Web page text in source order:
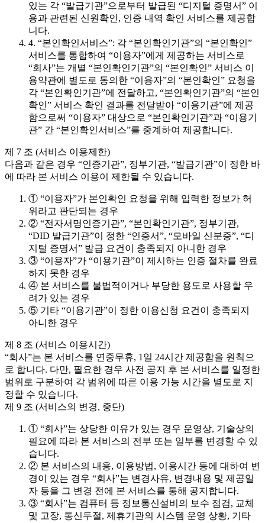
있는 각 “발급기관”으로부터 발급된 “디지털 증명서” 이
용과 관련된 신원확인, 인증 내역 확인 서비스를 제공합
니다.
4. “본인확인서비스”: 각 “본인확인기관”의 “본인확인”
서비스를 통합하여 “이용자”에게 제공하는 서비스로
“회사”는 개별 “본인확인기관”의 “본인확인” 서비스 이
용약관에 별도로 동의한 “이용자”의 “본인확인” 요청을
각 “본인확인기관”에 전달하고, “본인확인기관”의 “본인
확인” 서비스 확인 결과를 전달받아 “이용기관”에 제공
함으로써 “이용자” 대상으로 “본인확인기관”과 “이용기
관” 간 “본인확인서비스”를 중계하여 제공합니다.
제 7 조 (서비스 이용제한)
다음과 같은 경우 “인증기관”, 정부기관, “발급기관”이 정한 바
에 따라 본 서비스 이용이 제한될 수 있습니다.
① “이용자”가 본인확인 요청을 위해 입력한 정보가 허
위라고 판단되는 경우
② “전자서명인증기관”, “본인확인기관”, 정부기관,
“DID 발급기관”이 정한 “인증서”, “모바일 신분증”, “디
지털 증명서” 발급 요건이 충족되지 아니한 경우
③ “이용자”가 “이용기관”이 제시하는 인증 절차를 완료
하지 못한 경우
④ 본 서비스를 불법적이거나 부당한 용도로 사용할 우
려가 있는 경우
⑤ 기타 “이용기관”이 정한 이용신청 요건이 충족되지
아니한 경우
제 8 조 (서비스 이용시간)
“회사”는 본 서비스를 연중무휴, 1일 24시간 제공함을 원칙으
로 합니다. 다만, 필요한 경우 사전 공지 후 본 서비스를 일정한
범위로 구분하여 각 범위에 따른 이용 가능 시간을 별도로 지
정할 수 있습니다.
제 9 조 (서비스의 변경, 중단)
① “회사”는 상당한 이유가 있는 경우 운영상, 기술상의
필요에 따라 본 서비스의 전부 또는 일부를 변경할 수 있
습니다.
② 본 서비스의 내용, 이용방법, 이용시간 등에 대하여 변
경이 있는 경우 “회사”는 변경사유, 변경내용 및 제공일
자 등을 그 변경 전에 본 서비스를 통해 공지합니다.
③ “회사”는 컴퓨터 등 정보통신설비의 보수 점검, 교체
및 고장, 통신두절, 제휴기관의 시스템 운영 상황, 기타